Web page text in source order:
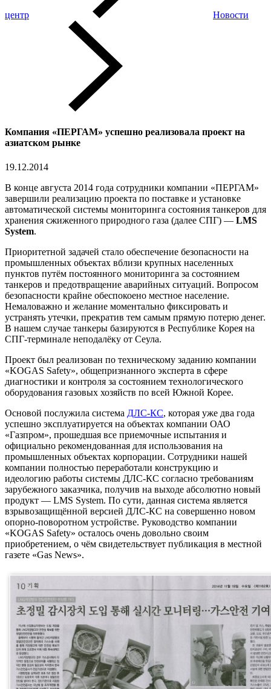
центр Новости
Компания «ПЕРГАМ» успешно реализовала проект на
азиатском рынке
19.12.2014
В конце августа 2014 года сотрудники компании «ПЕРГАМ»
завершили реализацию проекта по поставке и установке
автоматической системы мониторинга состояния танкеров для
хранения сжиженного природного газа (далее СПГ) — LMS
System.
Приоритетной задачей стало обеспечение безопасности на
промышленных объектах вблизи крупных населенных
пунктов путём постоянного мониторинга за состоянием
танкеров и предотвращение аварийных ситуаций. Вопросом
безопасности крайне обеспокоено местное население.
Немаловажно и желание моментально фиксировать и
устранять утечки, прекратив тем самым прямую потерю денег.
В нашем случае танкеры базируются в Республике Корея на
СПГ-терминале неподалёку от Сеула.
Проект был реализован по техническому заданию компании
«KOGAS Safety», общепризнанного эксперта в сфере
диагностики и контроля за состоянием технологического
оборудования газовых хозяйств по всей Южной Корее.
Основой послужила система ДЛС-КС, которая уже два года
успешно эксплуатируется на объектах компании ОАО
«Газпром», прошедшая все приемочные испытания и
официально рекомендованная для использования на
промышленных объектах корпорации. Сотрудники нашей
компании полностью переработали конструкцию и
идеологию работы системы ДЛС-КС согласно требованиям
зарубежного заказчика, получив на выходе абсолютно новый
продукт — LMS System. По сути, данная система является
взрывозащищённой версией ДЛС-КС на совершенно новом
опорно-поворотном устройстве. Руководство компании
«KOGAS Safety» осталось очень довольно своим
приобретением, о чём свидетельствует публикация в местной
газете «Gas News».